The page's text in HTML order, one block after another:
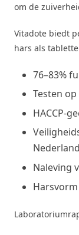
om de
Vitadote biedt
hars als
76–83%
Testen
HACCP-
Naleving